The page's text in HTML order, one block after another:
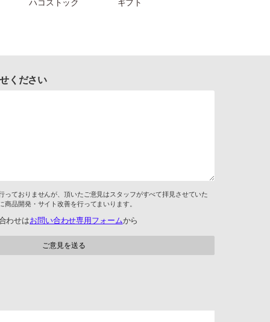
ハコストック ギフト
ください
っておりませんが、頂いたご意見はスタッフがすべて拝見させていた
商品開発・サイト改善を行ってまいります。
わせはお問い合わせ専用フォームから